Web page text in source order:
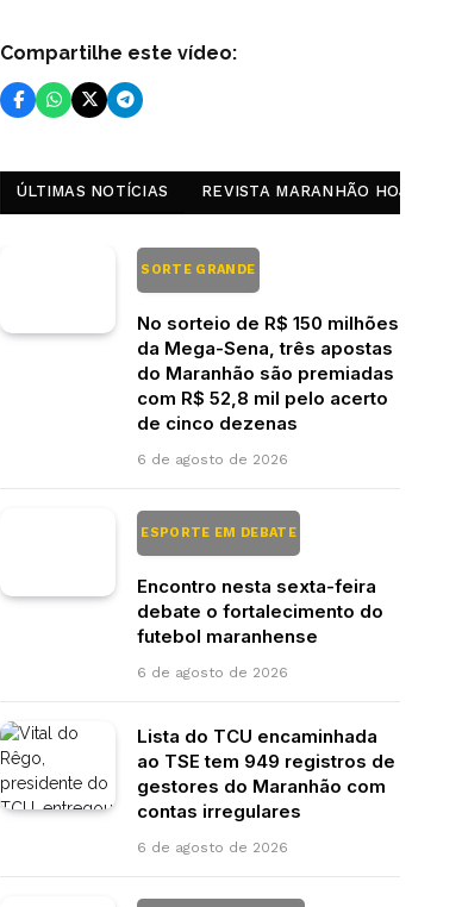
Compartilhe este vídeo:
ÚLTIMAS NOTÍCIAS REVISTA MARANHÃO HOJE
SORTE GRANDE
No sorteio de R$ 150 milhões
da Mega-Sena, três apostas
do Maranhão são premiadas
com R$ 52,8 mil pelo acerto
de cinco dezenas
6 de agosto de 2026
ESPORTE EM DEBATE
Encontro nesta sexta-feira
debate o fortalecimento do
futebol maranhense
6 de agosto de 2026
Lista do TCU encaminhada
ao TSE tem 949 registros de
gestores do Maranhão com
contas irregulares
6 de agosto de 2026